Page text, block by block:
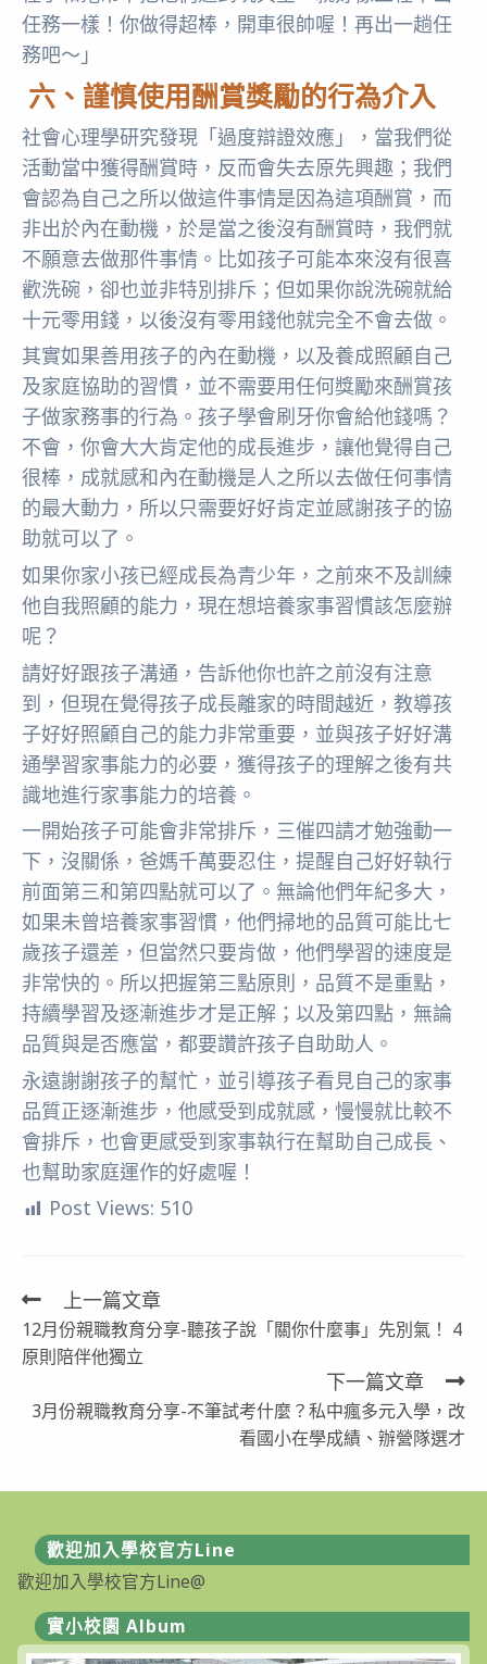
任務一樣！你做得超棒，開車很帥喔！再出一趟任
務吧～」
六、謹慎使用酬賞獎勵的行為介入
社會心理學研究發現「過度辯證效應」，當我們從
活動當中獲得酬賞時，反而會失去原先興趣；我們
會認為自己之所以做這件事情是因為這項酬賞，而
非出於內在動機，於是當之後沒有酬賞時，我們就
不願意去做那件事情。比如孩子可能本來沒有很喜
歡洗碗，卻也並非特別排斥；但如果你說洗碗就給
十元零用錢，以後沒有零用錢他就完全不會去做。
其實如果善用孩子的內在動機，以及養成照顧自己
及家庭協助的習慣，並不需要用任何獎勵來酬賞孩
子做家務事的行為。孩子學會刷牙你會給他錢嗎？
不會，你會大大肯定他的成長進步，讓他覺得自己
很棒，成就感和內在動機是人之所以去做任何事情
的最大動力，所以只需要好好肯定並感謝孩子的協
助就可以了。
如果你家小孩已經成長為青少年，之前來不及訓練
他自我照顧的能力，現在想培養家事習慣該怎麼辦
呢？
請好好跟孩子溝通，告訴他你也許之前沒有注意
到，但現在覺得孩子成長離家的時間越近，教導孩
子好好照顧自己的能力非常重要，並與孩子好好溝
通學習家事能力的必要，獲得孩子的理解之後有共
識地進行家事能力的培養。
一開始孩子可能會非常排斥，三催四請才勉強動一
下，沒關係，爸媽千萬要忍住，提醒自己好好執行
前面第三和第四點就可以了。無論他們年紀多大，
如果未曾培養家事習慣，他們掃地的品質可能比七
歲孩子還差，但當然只要肯做，他們學習的速度是
非常快的。所以把握第三點原則，品質不是重點，
持續學習及逐漸進步才是正解；以及第四點，無論
品質與是否應當，都要讚許孩子自助助人。
永遠謝謝孩子的幫忙，並引導孩子看見自己的家事
品質正逐漸進步，他感受到成就感，慢慢就比較不
會排斥，也會更感受到家事執行在幫助自己成長、
也幫助家庭運作的好處喔！
Post Views: 510
Read
more
上一篇文章
12月份親職教育分享-聽孩子說「關你什麼事」先別氣！ 4
原則陪伴他獨立
下一篇文章
3月份親職教育分享-不筆試考什麼？私中瘋多元入學，改
看國小在學成績、辦營隊選才
歡迎加入學校官方Line
歡迎加入學校官方Line@
實小校園 Album